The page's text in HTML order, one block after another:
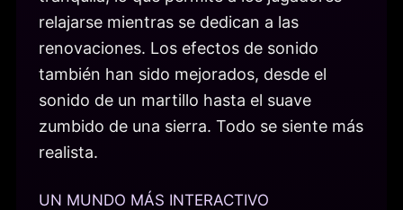
relajarse mientras se dedican a las
renovaciones. Los efectos de sonido
también han sido mejorados, desde el
sonido de un martillo hasta el suave
zumbido de una sierra. Todo se siente más
realista.
UN MUNDO MÁS INTERACTIVO